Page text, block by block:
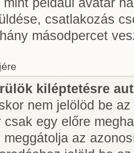
csatlakozás
másodpercet
kiléptetésre
nem jelölöd be az
csak egy előre
meggátolja az